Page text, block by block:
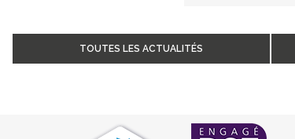
TOUTES LES ACTUALITÉS